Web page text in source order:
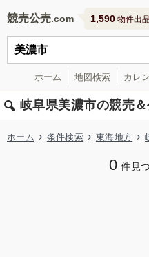
競売公売 1,590 物件出
ホーム 地図検索 カレ
岐阜県美濃市の競売
ホーム 条件検索 東海地方
0 件見